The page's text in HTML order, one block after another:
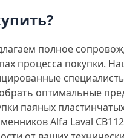
полное
процесса покупки.
оптимальные
паяных
Alfa Laval